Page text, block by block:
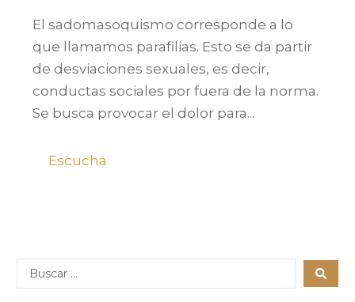
El sadomasoquismo corresponde a lo
que llamamos parafilias. Esto se da partir
de desviaciones sexuales, es decir,
conductas sociales por fuera de la norma.
Se busca provocar el dolor para...
Escucha